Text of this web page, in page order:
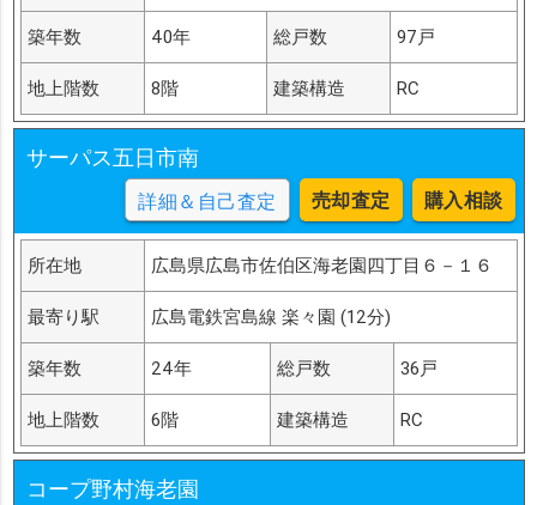
築年数 40年 総戸数 97戸
地上階数 8階 建築構造 RC
サーパス五日市南
詳細＆自己査定 売却査定 購入相談
所在地 広島県広島市佐伯区海老園四丁目６－１６
最寄り駅 広島電鉄宮島線 楽々園 (12分)
築年数 24年 総戸数 36戸
地上階数 6階 建築構造 RC
コープ野村海老園